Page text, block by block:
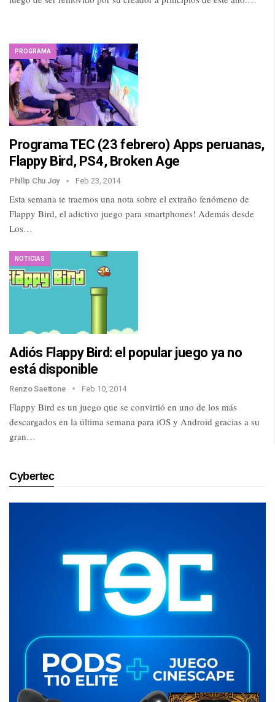
PROGRAMA
Programa TEC (23 febrero) Apps peruanas,
Flappy Bird, PS4, Broken Age
Phillip Chu Joy Feb 23, 2014
Esta semana te traemos una nota sobre el extraño fenómeno de
Flappy Bird, el adictivo juego para smartphones! Además desde
Los…
NOTICIAS
Adiós Flappy Bird: el popular juego ya no
está disponible
Renzo Saettone Feb 10, 2014
Flappy Bird es un juego que se convirtió en uno de los más
descargados en la última semana para iOS y Android gracias a su
gran…
Cybertec